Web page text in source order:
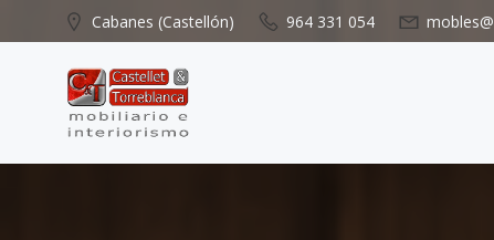
al
contenido
Cabanes (Castellón) 964 331 054